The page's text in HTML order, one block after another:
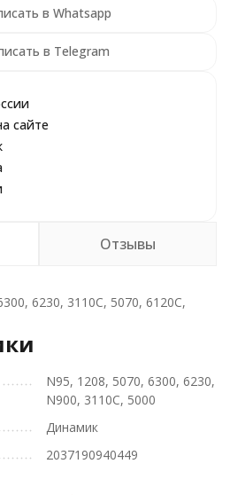
в Whatsapp
в Telegram
сайте
Отзывы
6230, 3110C, 5070, 6120C,
N95, 1208, 5070, 6300, 6230,
N900, 3110C, 5000
Динамик
2037190940449